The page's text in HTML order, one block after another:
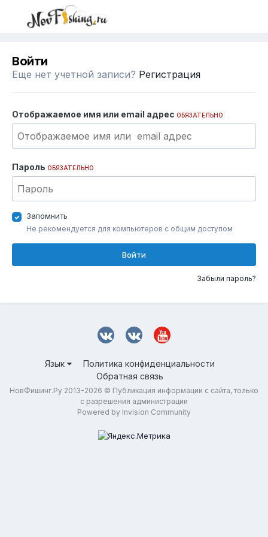
Войти
Еще нет учетной записи? Регистрация
Отображаемое имя или email адрес ОБЯЗАТЕЛЬНО
Пароль ОБЯЗАТЕЛЬНО
Запомнить
Не рекомендуется для компьютеров с общим доступом
Войти
Забыли пароль?
Язык
Политика конфиденциальности
Обратная связь
НовФишинг.Ру 2013-2026 © Публикация информации с сайта, только
с разрешения администрации
Powered by Invision Community